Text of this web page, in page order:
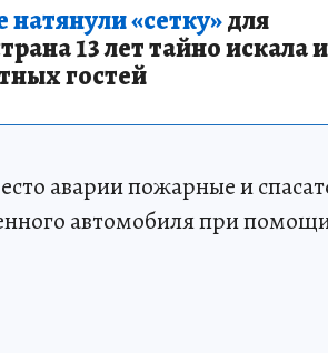
«сетку»для
13 лет тайно искала и
гостей
аварии пожарные и
автомобиля при